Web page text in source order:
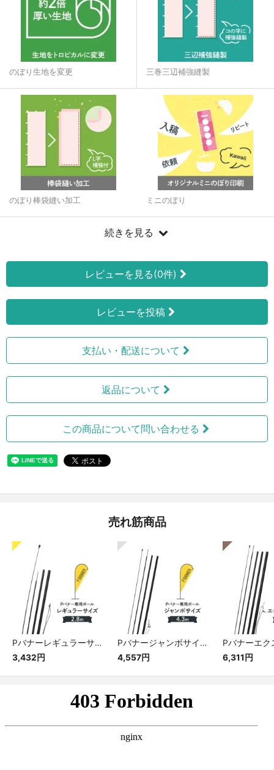
のぼり生地を変更 三巻三辺補強縫製
のぼり棒袋縫い加工 ミニのぼり
続きを見る
レビューを見る(0件)
レビューを投稿
支払い・配送について
返品について
この商品について問い合わせる
売れ筋商品
Pバナーレギュラーサイズ専用ポール
3,432円
Pバナージャンボサイズ専用ポール
4,557円
6,311円